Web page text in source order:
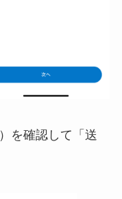
を確認して「送